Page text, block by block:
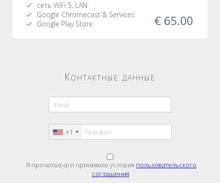
сеть WiFi 5, LAN
Google Chromecast & Services
Google Play Store
€ 65.00
Контактные данные
+1
Я прочитал(‑а) и принимаю условия пользовательского
соглашения.